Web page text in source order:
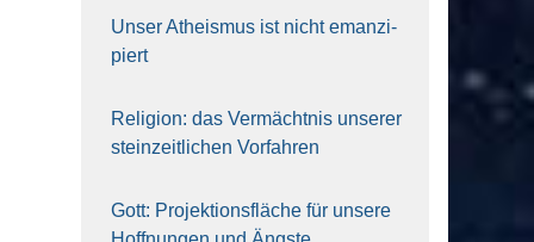
Unser Athe­is­mus ist nicht eman­zi­
piert
Reli­gi­on: das Ver­mächt­nis unse­rer
stein­zeit­li­chen Vor­fah­ren
Gott: Pro­jek­ti­ons­flä­che für unse­re